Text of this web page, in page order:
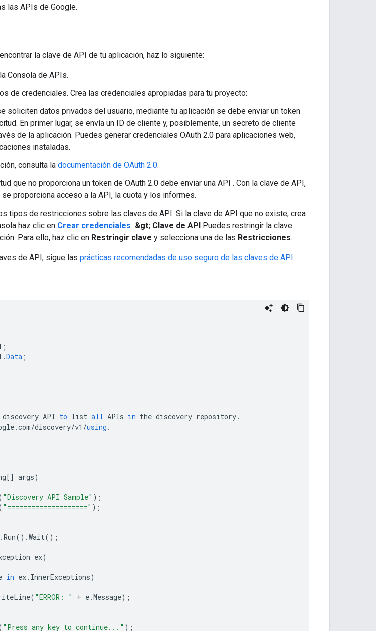
las APIs de Google.
la clave de API de tu aplicación, haz lo siguiente:
Consola de APIs.
de credenciales. Crea las credenciales apropiadas para tu proyecto:
soliciten datos privados del usuario, mediante tu aplicación se debe enviar un token
En primer lugar, se envía un ID de cliente y, posiblemente, un secreto de cliente
de la aplicación. Puedes generar credenciales OAuth 2.0 para aplicaciones web,
instaladas.
consulta la documentación de OAuth 2.0.
que no proporciona un token de OAuth 2.0 debe enviar una API . Con la clave de API,
proporciona acceso a la API, la cuota y los informes.
tipos de restricciones sobre las claves de API. Si la clave de API que no existe, crea
haz clic en Crear credenciales &gt; Clave de API Puedes restringir la clave
Para ello, haz clic en Restringir clave y selecciona una de las Restricciones.
de API, sigue las prácticas recomendadas de uso seguro de las claves de API.
;
.Data ;
discovery API to list all APIs in the discovery repository.
.com/discovery/v1 /using .
[] args)
"Discovery API Sample" );
"====================" );
Run().Wait();
ex)
in ex. InnerExceptions)
( "ERROR: " + e.Message);
"Press any key to continue..." );